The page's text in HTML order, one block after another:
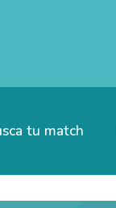
tu match